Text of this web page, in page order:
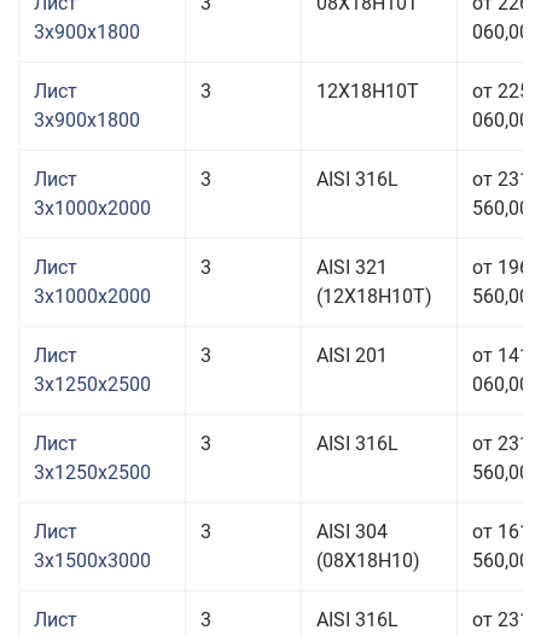
3x900x1800
060,00
Лист
3x900x1800
3 12Х18Н10Т
от 225
060,00
Лист
3x1000x2000
3 AISI 316L
от 231
560,00
Лист
3x1000x2000
3
AISI 321
(12Х18Н10Т)
от 196
560,00
Лист
3x1250x2500
3 AISI 201
от 141
060,00
Лист
3x1250x2500
3 AISI 316L
от 231
560,00
Лист
3x1500x3000
3
AISI 304
(08Х18Н10)
от 161
560,00
Лист
3 AISI 316L
от 231